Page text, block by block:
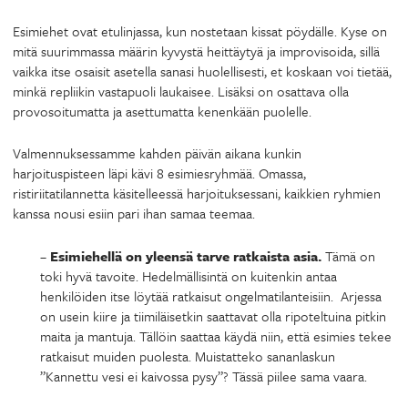
Esimiehet ovat etulinjassa, kun nostetaan kissat pöydälle. Kyse on
mitä suurimmassa määrin kyvystä heittäytyä ja improvisoida, sillä
vaikka itse osaisit asetella sanasi huolellisesti, et koskaan voi tietää,
minkä repliikin vastapuoli laukaisee. Lisäksi on osattava olla
provosoitumatta ja asettumatta kenenkään puolelle.
Valmennuksessamme kahden päivän aikana kunkin
harjoituspisteen läpi kävi 8 esimiesryhmää. Omassa,
ristiriitatilannetta käsitelleessä harjoituksessani, kaikkien ryhmien
kanssa nousi esiin pari ihan samaa teemaa.
– Esimiehellä on yleensä tarve ratkaista asia.Tämä on
toki hyvä tavoite. Hedelmällisintä on kuitenkin antaa
henkilöiden itse löytää ratkaisut ongelmatilanteisiin. Arjessa
on usein kiire ja tiimiläisetkin saattavat olla ripoteltuina pitkin
maita ja mantuja. Tällöin saattaa käydä niin, että esimies tekee
ratkaisut muiden puolesta. Muistatteko sananlaskun
”Kannettu vesi ei kaivossa pysy”? Tässä piilee sama vaara.